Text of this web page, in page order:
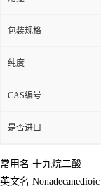
包装规格
纯度
CAS编号
是否进口
常用名 十九烷二酸
英文名